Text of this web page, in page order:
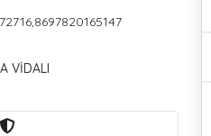
VİDALI